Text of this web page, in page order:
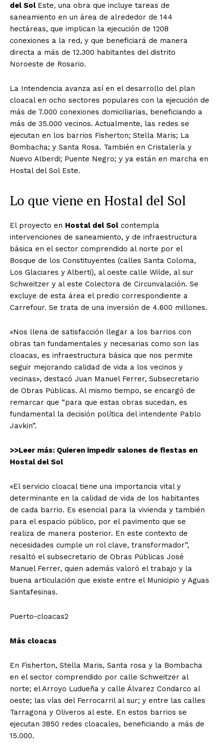
del Sol Este, una obra que incluye tareas de
saneamiento en un área de alrededor de 144
hectáreas, que implican la ejecución de 1208
conexiones a la red, y que beneficiará de manera
directa a más de 12.300 habitantes del distrito
Noroeste de Rosario.
La Intendencia avanza así en el desarrollo del plan
cloacal en ocho sectores populares con la ejecución de
más de 7.000 conexiones domiciliarias, beneficiando a
más de 35.000 vecinos. Actualmente, las redes se
ejecutan en los barrios Fisherton; Stella Maris; La
Bombacha; y Santa Rosa. También en Cristalería y
Nuevo Alberdi; Puente Negro; y ya están en marcha en
Hostal del Sol Este.
Lo que viene en Hostal del Sol
El proyecto en Hostal del Sol contempla
intervenciones de saneamiento, y de infraestructura
básica en el sector comprendido al norte por el
Bosque de los Constituyentes (calles Santa Coloma,
Los Glaciares y Alberti), al oeste calle Wilde, al sur
Schweitzer y al este Colectora de Circunvalación. Se
excluye de esta área el predio correspondiente a
Carrefour. Se trata de una inversión de 4.600 millones.
«Nos llena de satisfacción llegar a los barrios con
obras tan fundamentales y necesarias como son las
cloacas, es infraestructura básica que nos permite
seguir mejorando calidad de vida a los vecinos y
vecinas», destacó Juan Manuel Ferrer, Subsecretario
de Obras Públicas. Al mismo tiempo, se encargó de
remarcar que “para que estas obras sucedan, es
fundamental la decisión política del intendente Pablo
Javkin”.
>>Leer más: Quieren impedir salones de fiestas en
Hostal del Sol
«El servicio cloacal tiene una importancia vital y
determinante en la calidad de vida de los habitantes
de cada barrio. Es esencial para la vivienda y también
para el espacio público, por el pavimento que se
realiza de manera posterior. En este contexto de
necesidades cumple un rol clave, transformador”,
resaltó el subsecretario de Obras Públicas José
Manuel Ferrer, quien además valoró el trabajo y la
buena articulación que existe entre el Municipio y Aguas
Santafesinas.
Puerto-cloacas2
Más cloacas
En Fisherton, Stella Maris, Santa rosa y la Bombacha
en el sector comprendido por calle Schweitzer al
norte; el Arroyo Ludueña y calle Álvarez Condarco al
oeste; las vías del Ferrocarril al sur; y entre las calles
Tarragona y Oliveros al este. En estos barrios se
ejecutan 3850 redes cloacales, beneficiando a más de
15.000.